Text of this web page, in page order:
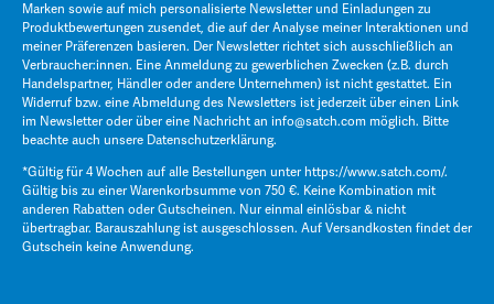
Marken sowie auf mich personalisierte Newsletter und Einladungen zu
Produktbewertungen zusendet, die auf der Analyse meiner Interaktionen und
meiner Präferenzen basieren. Der Newsletter richtet sich ausschließlich an
Verbraucher:innen. Eine Anmeldung zu gewerblichen Zwecken (z.B. durch
Handelspartner, Händler oder andere Unternehmen) ist nicht gestattet. Ein
Widerruf bzw. eine Abmeldung des Newsletters ist jederzeit über einen Link
im Newsletter oder über eine Nachricht an info@satch.com möglich. Bitte
beachte auch unsere Datenschutzerklärung.
*Gültig für 4 Wochen auf alle Bestellungen unter https://www.satch.com/.
Gültig bis zu einer Warenkorbsumme von 750 €. Keine Kombination mit
anderen Rabatten oder Gutscheinen. Nur einmal einlösbar & nicht
übertragbar. Barauszahlung ist ausgeschlossen. Auf Versandkosten findet der
Gutschein keine Anwendung.